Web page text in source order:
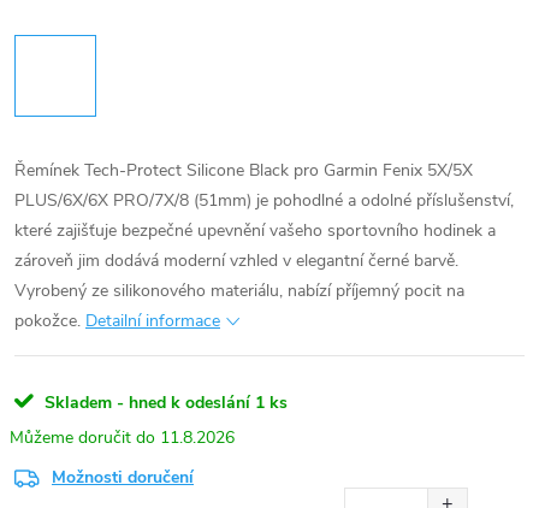
Řemínek Tech-Protect Silicone Black pro Garmin Fenix 5X/5X
PLUS/6X/6X PRO/7X/8 (51mm) je pohodlné a odolné příslušenství,
které zajišťuje bezpečné upevnění vašeho sportovního hodinek a
zároveň jim dodává moderní vzhled v elegantní černé barvě.
Vyrobený ze silikonového materiálu, nabízí příjemný pocit na
pokožce. Detailní informace
Skladem - hned k odeslání 1 ks
11.8.2026
Možnosti doručení